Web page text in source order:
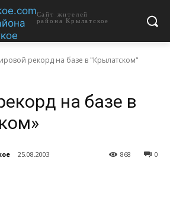
Сайт жителей
района Крылатское
рекорд на базе в "Крылатском"
на базе в
25.08.2003 0
868